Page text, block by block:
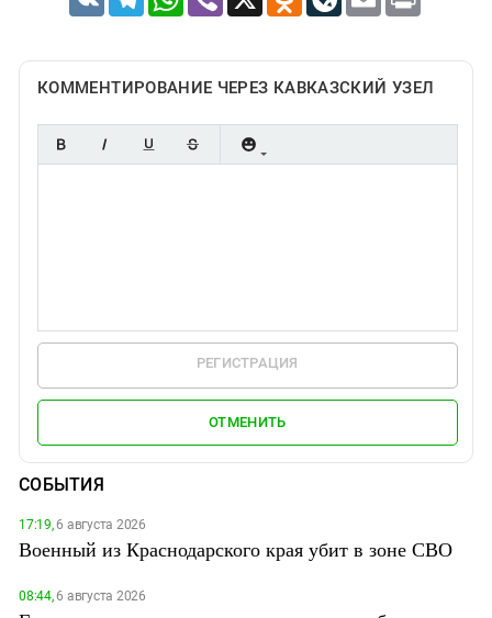
КОММЕНТИРОВАНИЕ ЧЕРЕЗ КАВКАЗСКИЙ УЗЕЛ
РЕГИСТРАЦИЯ
ОТМЕНИТЬ
СОБЫТИЯ
17:19,6 августа 2026
Военный из Краснодарского края убит в зоне СВО
08:44,6 августа 2026